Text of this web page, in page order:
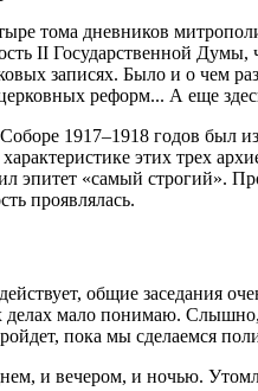
тома дневников
II Государственной
записях. Было и о чем
реформ... А еще
1917–1918 годов был
этих трех
«самый строгий».
проявлялась.
общие заседания
мало понимаю.
пока мы сделаемся
и вечером, и ночью.